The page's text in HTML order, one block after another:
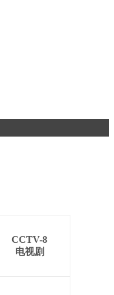
CCTV-8
电视剧